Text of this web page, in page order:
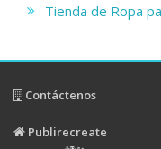
Tienda de Ropa
Contáctenos
Publirecreate